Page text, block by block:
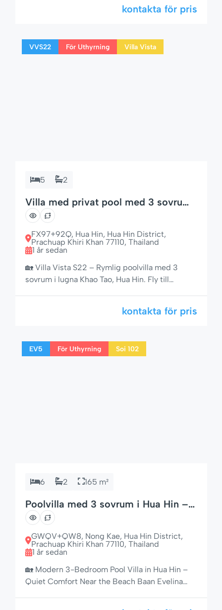
massagesalonger. Perfekt för familjer, par eller
med enkel tillgång till allt som Hua Hin har att
erbjuda. 🌟 Bekvämt boende […]
kontakta för pris
VVS22 För Uthyrning Villa Vista
5 2
Villa med privat pool med 3 sovrum i
Khao Tao, Hua Hin
FX97+92Q, Hua Hin, Hua Hin District,
Prachuap Khiri Khan 77110, Thailand
1 år sedan
🏡 Villa Vista S22 – Rymlig poolvilla med 3
sovrum i lugna Khao Tao, Hua Hin. Fly till
belägen bara 13 km söder om Hua Hins centrum
frodiga tropiska trädgårdar och inbäddad […]
kontakta för pris
EV5 För Uthyrning Soi 102
6 2 165 m²
Poolvilla med 3 sovrum i Hua Hin –
Nära strand och butiker
GWQV+QW8, Nong Kae, Hua Hin District,
Prachuap Khiri Khan 77110, Thailand
1 år sedan
🏡 Modern 3-Bedroom Pool Villa in Hua Hin –
Quiet Comfort Near the Beach Baan Evelina